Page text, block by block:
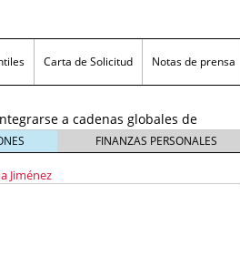
Carta de Solicitud Notas de prensa
al Mundial 2026: cómo prepararse
2026
y cómo aprovechar la
a cadenas globales de
las pequeñas y medianas
2026: cómo prepararse
FINANZAS PERSONALES
Jiménez